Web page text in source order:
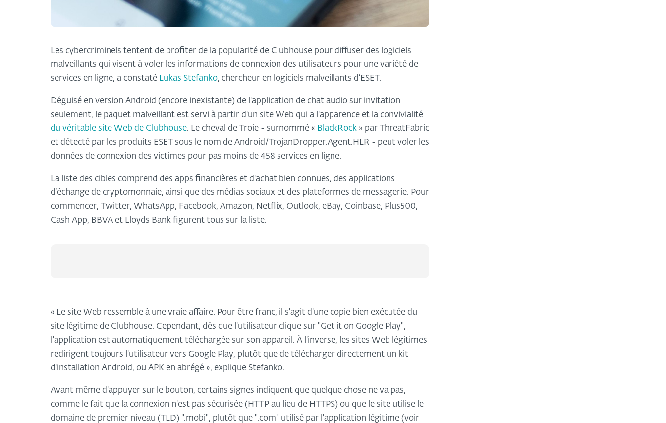
Les cybercriminels tentent de profiter de la popularité de Clubhouse pour diffuser des logiciels
malveillants qui visent à voler les informations de connexion des utilisateurs pour une variété de
services en ligne, a constaté Lukas Stefanko, chercheur en logiciels malveillants d’ESET.
Déguisé en version Android (encore inexistante) de l'application de chat audio sur invitation
seulement, le paquet malveillant est servi à partir d'un site Web qui a l'apparence et la convivialité
du véritable site Web de Clubhouse. Le cheval de Troie - surnommé « BlackRock » par ThreatFabric
et détecté par les produits ESET sous le nom de Android/TrojanDropper.Agent.HLR - peut voler les
données de connexion des victimes pour pas moins de 458 services en ligne.
La liste des cibles comprend des apps financières et d'achat bien connues, des applications
d’échange de cryptomonnaie, ainsi que des médias sociaux et des plateformes de messagerie. Pour
commencer, Twitter, WhatsApp, Facebook, Amazon, Netflix, Outlook, eBay, Coinbase, Plus500,
Cash App, BBVA et Lloyds Bank figurent tous sur la liste.
« Le site Web ressemble à une vraie affaire. Pour être franc, il s'agit d'une copie bien exécutée du
site légitime de Clubhouse. Cependant, dès que l'utilisateur clique sur "Get it on Google Play",
l'application est automatiquement téléchargée sur son appareil. À l'inverse, les sites Web légitimes
redirigent toujours l'utilisateur vers Google Play, plutôt que de télécharger directement un kit
d'installation Android, ou APK en abrégé », explique Stefanko.
Avant même d'appuyer sur le bouton, certains signes indiquent que quelque chose ne va pas,
comme le fait que la connexion n'est pas sécurisée (HTTP au lieu de HTTPS) ou que le site utilise le
domaine de premier niveau (TLD) ".mobi", plutôt que ".com" utilisé par l'application légitime (voir